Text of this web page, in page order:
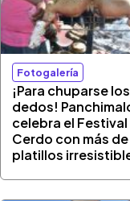
Fotogalería
¡Para chuparse los
dedos!
celebra el Festival
Cerdo con más
platillos